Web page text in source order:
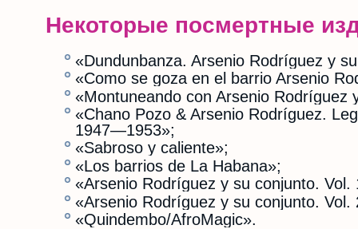
Некоторые посмертные
«Dundunbanza. Arsenio Rodríguez y
«Como se goza en el barrio Arsenio
«Montuneando con Arsenio Rodríguez
«Chano Pozo & Arsenio Rodríguez.
1947—1953»;
«Sabroso y caliente»;
«Los barrios de La Habana»;
«Arsenio Rodríguez y su conjunto. Vol.
«Arsenio Rodríguez y su conjunto. Vol.
«Quindembo/AfroMagic».